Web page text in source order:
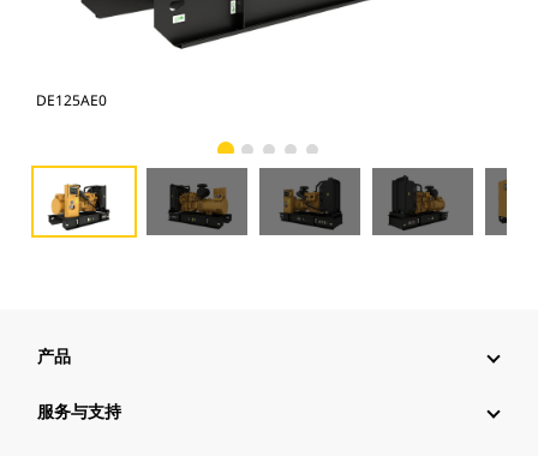
DE125AE0
产品
服务与支持